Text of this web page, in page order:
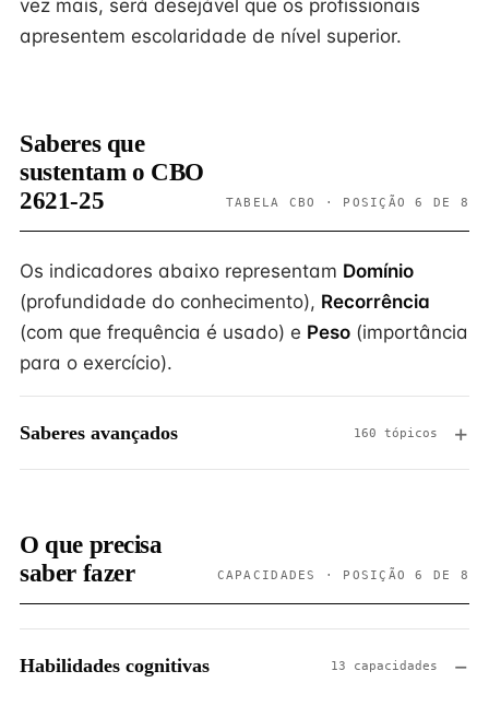
vez mais, será desejável que os profissionais
apresentem escolaridade de nível superior.
Saberes que
sustentam o CBO
2621-25
TABELA CBO · POSIÇÃO 6 DE 8
Os indicadores abaixo representam Domínio
(profundidade do conhecimento), Recorrência
(com que frequência é usado) e Peso (importância
para o exercício).
Saberes avançados 160 tópicos
O que precisa
saber fazer
CAPACIDADES · POSIÇÃO 6 DE 8
Habilidades cognitivas 13 capacidades